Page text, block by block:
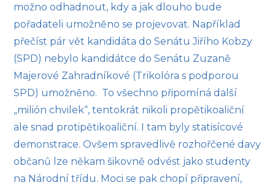
možno odhadnout, kdy a jak dlouho bude
pořadateli umožněno se projevovat. Například
přečíst pár vět kandidáta do Senátu Jiřího Kobzy
(SPD) nebylo kandidátce do Senátu Zuzaně
Majerové Zahradníkové (Trikolóra s podporou
SPD) umožněno. To všechno připomíná další
„milión chvilek“, tentokrát nikoli propětikoaliční
ale snad protipětikoaliční. I tam byly statisícové
demonstrace. Ovšem spravedlivě rozhořčené davy
občanů lze někam šikovně odvést jako studenty
na Národní třídu. Moci se pak chopí připravení,